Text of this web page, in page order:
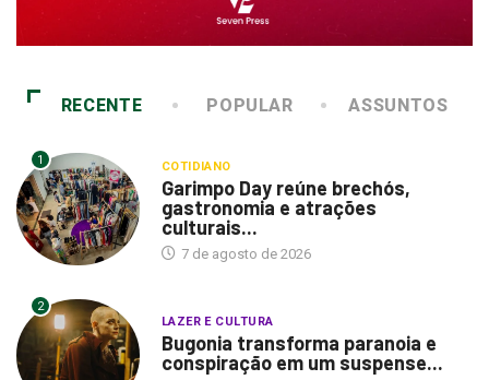
RECENTE POPULAR ASSUNTOS
1 COTIDIANO
Garimpo Day reúne brechós,
gastronomia e atrações
culturais...
7 de agosto de 2026
2
LAZER E CULTURA
Bugonia transforma paranoia e
conspiração em um suspense...